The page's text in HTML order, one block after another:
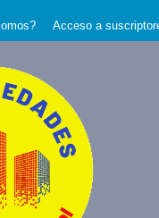
Acceso a